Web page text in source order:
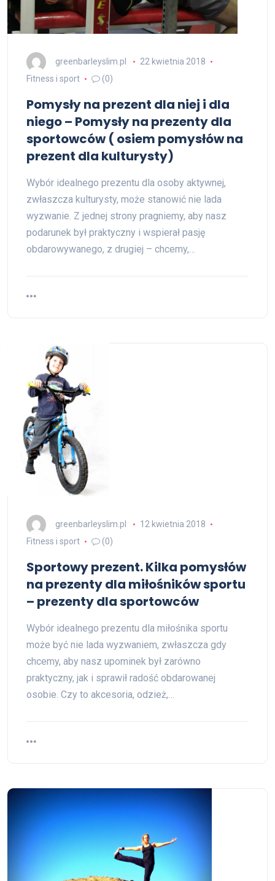
greenbarleyslim.pl
22 kwietnia 2018
Fitness i sport
(0)
Pomysły na prezent dla niej i dla
niego – Pomysły na prezenty dla
sportowców ( osiem pomysłów na
prezent dla kulturysty)
Wybór idealnego prezentu dla osoby aktywnej,
zwłaszcza kulturysty, może stanowić nie lada
wyzwanie. Z jednej strony pragniemy, aby nasz
podarunek był praktyczny i wspierał pasję
obdarowywanego, z drugiej – chcemy,…
greenbarleyslim.pl
12 kwietnia 2018
Fitness i sport
(0)
Sportowy prezent. Kilka pomysłów
na prezenty dla miłośników sportu
– prezenty dla sportowców
Wybór idealnego prezentu dla miłośnika sportu
może być nie lada wyzwaniem, zwłaszcza gdy
chcemy, aby nasz upominek był zarówno
praktyczny, jak i sprawił radość obdarowanej
osobie. Czy to akcesoria, odzież,…